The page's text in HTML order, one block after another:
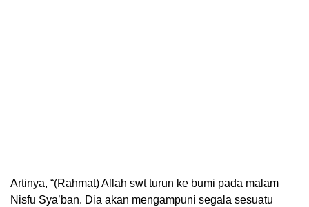
Artinya, “(Rahmat) Allah swt turun ke bumi pada malam
Nisfu Sya’ban. Dia akan mengampuni segala sesuatu